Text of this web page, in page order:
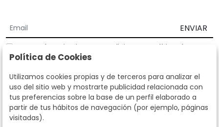
ENVIAR
Acepto los Términos y Condiciones
Política de
privacidad
Según la LOPD y disposiciones de desarrollo, informamos que sus
datos personales serán tratados por parte de Subastas Segre con la
finalidad de gestionar la relación comercial. Puede ejercitar los
derechos de acceso, rectificación, cancelación, oposición y demás
derechos en los términos establecidos en la normativa vigente
dirigiéndote a nosotros. Asimismo, nos puede solicitar el envío de
Política de Cookies
Utilizamos cookies propias y de terceros para analizar el
uso del sitio web y mostrarte publicidad relacionada con
tus preferencias sobre la base de un perfil elaborado a
partir de tus hábitos de navegación (por ejemplo, páginas
visitadas).